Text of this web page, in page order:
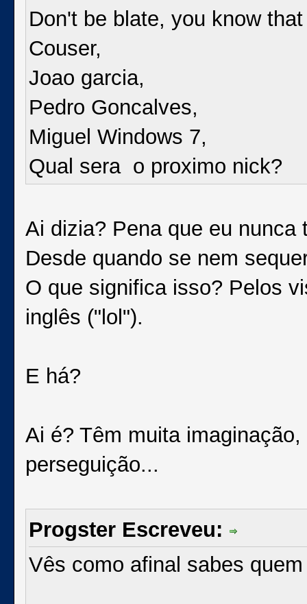
Don't be blate, you know
Couser,
Joao garcia,
Pedro Goncalves,
Miguel Windows 7,
Qual sera o proximo nick?
Ai dizia? Pena que eu
Desde quando se nem
O que significa isso? Pelos
inglês ("lol").
E há?
Ai é? Têm muita
perseguição...
Progster Escreveu:
Vês como afinal sabes